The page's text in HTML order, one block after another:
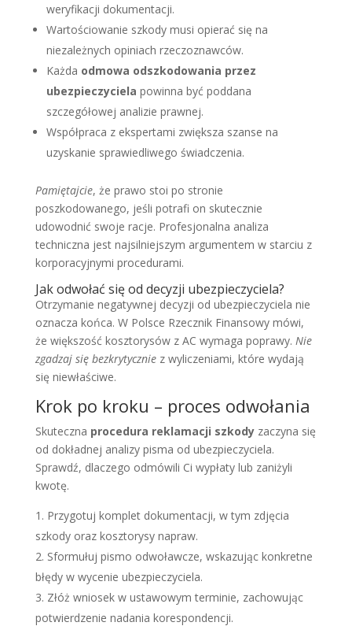
weryfikacji dokumentacji.
Wartościowanie szkody musi opierać się na
niezależnych opiniach rzeczoznawców.
Każda odmowa odszkodowania przez
ubezpieczyciela powinna być poddana
szczegółowej analizie prawnej.
Współpraca z ekspertami zwiększa szanse na
uzyskanie sprawiedliwego świadczenia.
Pamiętajcie, że prawo stoi po stronie
poszkodowanego, jeśli potrafi on skutecznie
udowodnić swoje racje. Profesjonalna analiza
techniczna jest najsilniejszym argumentem w starciu z
korporacyjnymi procedurami.
Jak odwołać się od decyzji ubezpieczyciela?
Otrzymanie negatywnej decyzji od ubezpieczyciela nie
oznacza końca. W Polsce Rzecznik Finansowy mówi,
że większość kosztorysów z AC wymaga poprawy. Nie
zgadzaj się bezkrytyczniez wyliczeniami, które wydają
się niewłaściwe.
Krok po kroku – proces odwołania
Skuteczna procedura reklamacji szkodyzaczyna się
od dokładnej analizy pisma od ubezpieczyciela.
Sprawdź, dlaczego odmówili Ci wypłaty lub zaniżyli
kwotę.
Przygotuj komplet dokumentacji, w tym zdjęcia
szkody oraz kosztorysy napraw.
Sformułuj pismo odwoławcze, wskazując konkretne
błędy w wycenie ubezpieczyciela.
Złóż wniosek w ustawowym terminie, zachowując
potwierdzenie nadania korespondencji.